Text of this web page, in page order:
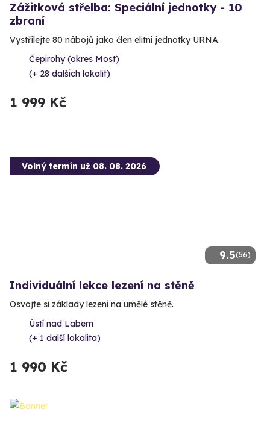
Zážitková střelba: Speciální jednotky - 10
zbraní
Vystřílejte 80 nábojů jako člen elitní jednotky URNA.
Čepirohy (okres Most)
(+ 28 dalších lokalit)
1 999 Kč
9.5(56)
Volný termín už 08. 08. 2026
Individuální lekce lezení na stěně
Osvojte si základy lezení na umělé stěně.
Ústí nad Labem
(+ 1 další lokalita)
1 990 Kč